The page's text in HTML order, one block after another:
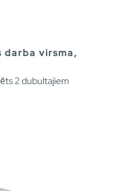
darba virsma,
2 dubultajiem